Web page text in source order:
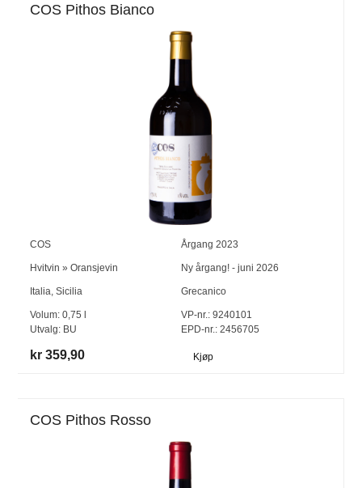
COS Pithos Bianco
COS Årgang 2023
Hvitvin »Oransjevin Ny årgang! - juni 2026
Italia,Sicilia Grecanico
Volum:0,75
Utvalg: BU
VP-nr.:9240101
EPD-nr.: 2456705
kr 359,90 Kjøp
COS Pithos Rosso